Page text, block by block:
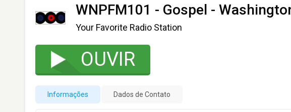
WNPFM101 - Gospel -
Your Favorite Radio Station
OUVIR
Informações Dados de Contato